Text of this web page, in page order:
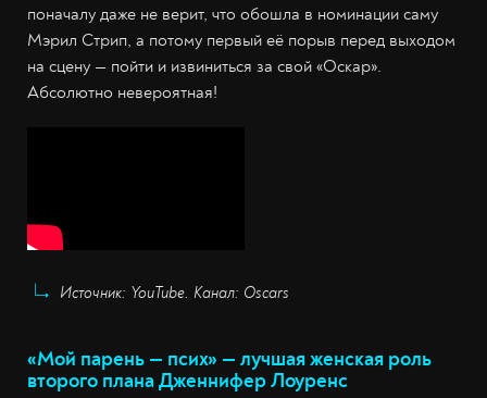
поначалу даже не верит, что обошла в номинации саму
Мэрил Стрип, а потому первый её порыв перед выходом
на сцену — пойти и извиниться за свой «Оскар».
Абсолютно невероятная!
Источник: YouTube. Канал: Oscars
«Мой парень — псих» — лучшая женская роль
второго плана Дженнифер Лоуренс